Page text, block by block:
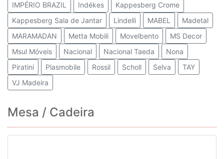
IMPÉRIO BRAZIL
Indékes
Kappesberg Crome
Kappesberg Sala de Jantar
Lindelli MABEL
Madetal
MARAMADAN
Metta Mobili Movelbento
MS Decor
Msul Móveis
Nacional Nacional Taeda
Nona
Piratini
Plasmobile Rossil Scholl Selva
TAY
VJ Madeira
Mesa / Cadeira